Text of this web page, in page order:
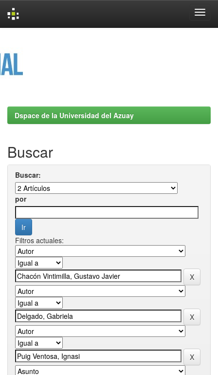
Dspace de la Universidad del Azuay
Buscar
Buscar:
por
Filtros actuales: